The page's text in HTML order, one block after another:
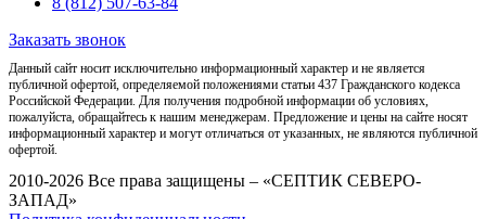
Заказать звонок
Данный сайт носит исключительно информационный характер и не является
публичной офертой, определяемой положениями статьи 437 Гражданского кодекса
Российской Федерации. Для получения подробной информации об условиях,
пожалуйста, обращайтесь к нашим менеджерам. Предложение и цены на сайте носят
информационный характер и могут отличаться от указанных, не являются публичной
офертой.
2010-2026 Все права защищены – «СЕПТИК СЕВЕРО-
ЗАПАД»